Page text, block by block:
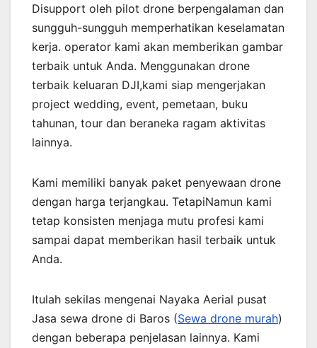
Disupport oleh pilot drone berpengalaman dan
sungguh-sungguh memperhatikan keselamatan
kerja. operator kami akan memberikan gambar
terbaik untuk Anda. Menggunakan drone
terbaik keluaran DJI,kami siap mengerjakan
project wedding, event, pemetaan, buku
tahunan, tour dan beraneka ragam aktivitas
lainnya.
Kami memiliki banyak paket penyewaan drone
dengan harga terjangkau. TetapiNamun kami
tetap konsisten menjaga mutu profesi kami
sampai dapat memberikan hasil terbaik untuk
Anda.
Itulah sekilas mengenai Nayaka Aerial pusat
Jasa sewa drone di Baros (Sewa drone murah)
dengan beberapa penjelasan lainnya. Kami